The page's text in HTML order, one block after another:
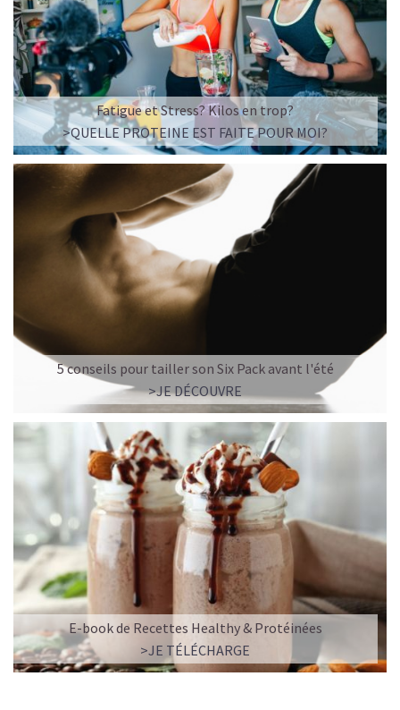
Fatigue et Stress? Kilos en trop?
>QUELLE PROTEINE EST FAITE POUR MOI?
5 conseils pour tailler son Six Pack avant l'été
>JE DÉCOUVRE
E-book de Recettes Healthy & Protéinées
>JE TÉLÉCHARGE